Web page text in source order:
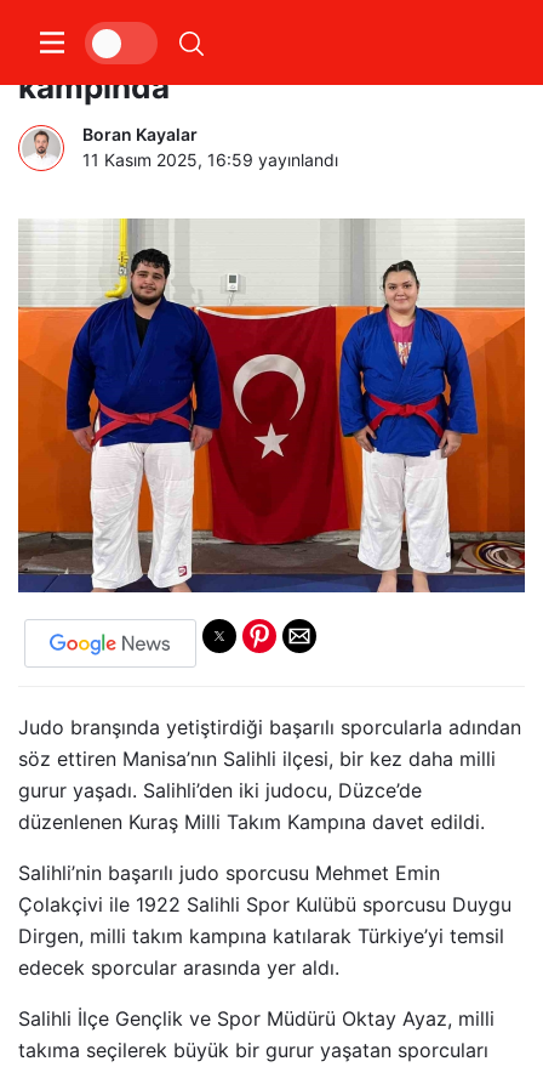
Salihlili 2 judocu milli takım
kampında
Boran Kayalar
11 Kasım 2025, 16:59 yayınlandı
Judo branşında yetiştirdiği başarılı sporcularla adından
söz ettiren Manisa’nın Salihli ilçesi, bir kez daha milli
gurur yaşadı. Salihli’den iki judocu, Düzce’de
düzenlenen Kuraş Milli Takım Kampına davet edildi.
Salihli’nin başarılı judo sporcusu Mehmet Emin
Çolakçivi ile 1922 Salihli Spor Kulübü sporcusu Duygu
Dirgen, milli takım kampına katılarak Türkiye’yi temsil
edecek sporcular arasında yer aldı.
Salihli İlçe Gençlik ve Spor Müdürü Oktay Ayaz, milli
takıma seçilerek büyük bir gurur yaşatan sporcuları